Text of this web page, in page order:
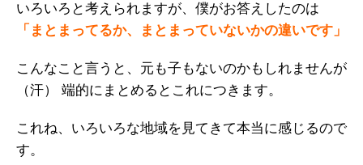
いろいろと考えられますが、僕がお答えしたのは
「まとまってるか、まとまっていないかの違いです」
こんなこと言うと、元も子もないのかもしれませんが
（汗）
端的にまとめるとこれにつきます。
これね、いろいろな地域を見てきて本当に感じるので
す。